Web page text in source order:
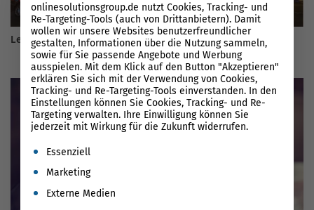
Lead-Gen Formulare und die Auswirkungen auf SEO
onlinesolutionsgroup.de nutzt Cookies, Tracking- und
Re-Targeting-Tools (auch von Drittanbietern). Damit
wollen wir unsere Websites benutzerfreundlicher
gestalten, Informationen über die Nutzung sammeln,
sowie für Sie passende Angebote und Werbung
ausspielen. Mit dem Klick auf den Button "Akzeptieren"
erklären Sie sich mit der Verwendung von Cookies,
Tracking- und Re-Targeting-Tools einverstanden. In den
Einstellungen können Sie Cookies, Tracking- und Re-
Targeting verwalten. Ihre Einwilligung können Sie
jederzeit mit Wirkung für die Zukunft widerrufen.
Es folgt eine Liste der Service-Gruppen, für die eine
Essenziell
Marketing
Externe Medien